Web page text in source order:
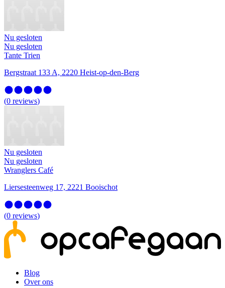
Nu gesloten
Nu gesloten
Tante Trien
Bergstraat 133 A, 2220 Heist-op-den-Berg
(0 reviews)
Nu gesloten
Nu gesloten
Wranglers Café
Liersesteenweg 17, 2221 Booischot
(0 reviews)
Blog
Over ons